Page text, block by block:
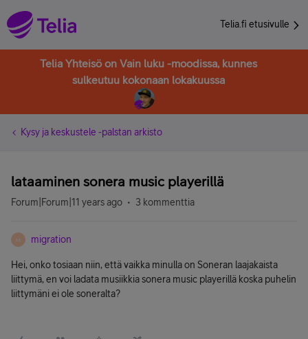
Telia.fi etusivulle
Telia Yhteisö on Vain luku -moodissa, kunnes
sulkeutuu kokonaan lokakuussa
Kysy ja keskustele -palstan arkisto
lataaminen sonera music playerillä
Forum|Forum|11 years ago 3 kommenttia
M migration
Hei, onko tosiaan niin, että vaikka minulla on Soneran laajakaista
liittymä, en voi ladata musiikkia sonera music playerillä koska puhelin
liittymäni ei ole soneralta?